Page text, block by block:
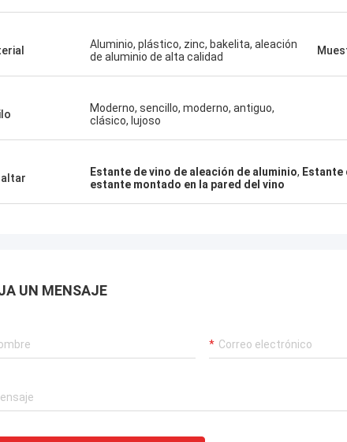
Aluminio, plástico, zinc, bakelita, aleación
de aluminio de alta calidad
Moderno, sencillo, moderno, antiguo,
clásico, lujoso
Estante de vino de aleación de aluminio, Estante
estante montado en la pared del vino
UN MENSAJE